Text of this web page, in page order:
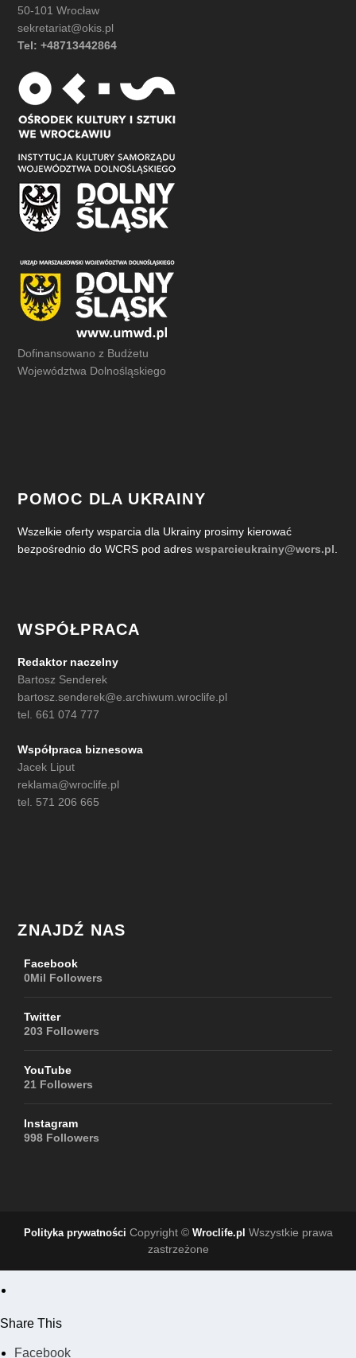
50-101 Wrocław
sekretariat@okis.pl
Tel: +48713442864
Dofinansowano z Budżetu
Województwa Dolnośląskiego
POMOC DLA UKRAINY
Wszelkie oferty wsparcia dla Ukrainy prosimy kierować
bezpośrednio do WCRS pod adreswsparcieukrainy@wcrs.pl
WSPÓŁPRACA
Redaktor naczelny
Bartosz Senderek
bartosz.senderek@e.archiwum.wroclife.pl
tel. 661 074 777
Współpraca biznesowa
Jacek Liput
reklama@wroclife.pl
tel. 571 206 665
ZNAJDŹ NAS
Facebook
0Mil Followers
Twitter
203 Followers
YouTube
21 Followers
Instagram
998 Followers
Polityka prywatności Copyright © Wroclife.pl Wszystkie prawa
zastrzeżone
Share This
Facebook